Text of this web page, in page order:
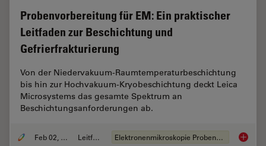
Probenvorbereitung für EM: Ein praktischer
Leitfaden zur Beschichtung und
Gefrierfrakturierung
Von der Niedervakuum-Raumtemperaturbeschichtung
bis hin zur Hochvakuum-Kryobeschichtung deckt Leica
Microsystems das gesamte Spektrum an
Beschichtungsanforderungen ab.
Feb 02, 2021 Leitfaden Elektronenmikroskopie Probenvorbereitung